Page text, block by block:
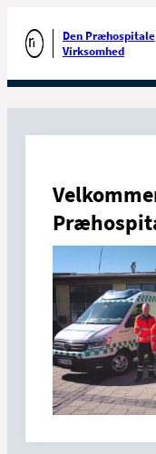
Gå til forsiden
Den Præhospitale
Virksomhed
Den
Presse